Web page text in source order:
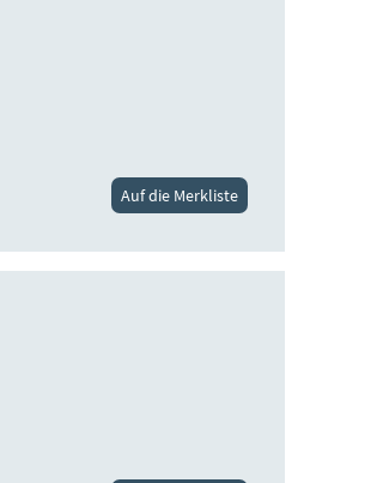
Auf die Merkliste